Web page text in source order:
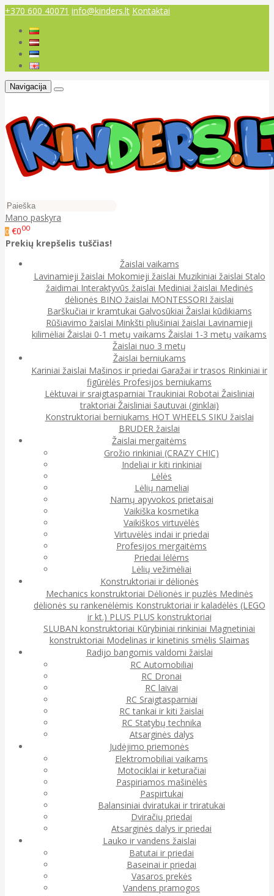
+370 600 40071 info@kinders.lt Kontaktai
Navigacija
Mano paskyra
0 €000
Prekių krepšelis tuščias!
Žaislai vaikams
Lavinamieji žaislai Mokomieji žaislai Muzikiniai žaislai Stalo
žaidimai Interaktyvūs žaislai Mediniai žaislai Medinės
dėlionės BINO žaislai MONTESSORI žaislai
Barškučiai ir kramtukai Galvosūkiai Žaislai kūdikiams
Rūšiavimo žaislai Minkšti pliušiniai žaislai Lavinamieji
kilimėliai Žaislai 0-1 metų vaikams Žaislai 1-3 metų vaikams
Žaislai nuo 3 metų
Žaislai berniukams
Kariniai žaislai Mašinos ir priedai Garažai ir trasos Rinkiniai ir
figūrėlės Profesijos berniukams
Lėktuvai ir sraigtasparniai Traukiniai Robotai Žaisliniai
traktoriai Žaisliniai šautuvai (ginklai)
Konstruktoriai berniukams HOT WHEELS SIKU žaislai
BRUDER žaislai
Žaislai mergaitėms
Grožio rinkiniai (CRAZY CHIC)
Indeliai ir kiti rinkiniai
Lėlės
Lėlių nameliai
Namų apyvokos prietaisai
Vaikiška kosmetika
Vaikiškos virtuvėlės
Virtuvėlės indai ir priedai
Profesijos mergaitėms
Priedai lėlėms
Lėlių vežimėliai
Konstruktoriai ir dėlionės
Mechanics konstruktoriai Dėlionės ir puzlės Medinės
dėlionės su rankenėlėmis Konstruktoriai ir kaladėlės (LEGO
ir kt.) PLUS PLUS konstruktoriai
SLUBAN konstruktoriai Kūrybiniai rinkiniai Magnetiniai
konstruktoriai Modelinas ir kinetinis smėlis Slaimas
Radijo bangomis valdomi žaislai
RC Automobiliai
RC Dronai
RC laivai
RC Sraigtasparniai
RC tankai ir kiti žaislai
RC Statybų technika
Atsarginės dalys
Judėjimo priemonės
Elektromobiliai vaikams
Motociklai ir keturačiai
Paspiriamos mašinėlės
Paspirtukai
Balansiniai dviratukai ir triratukai
Dviračių priedai
Atsarginės dalys ir priedai
Lauko ir vandens žaislai
Batutai ir priedai
Baseinai ir priedai
Vasaros prekės
Vandens pramogos